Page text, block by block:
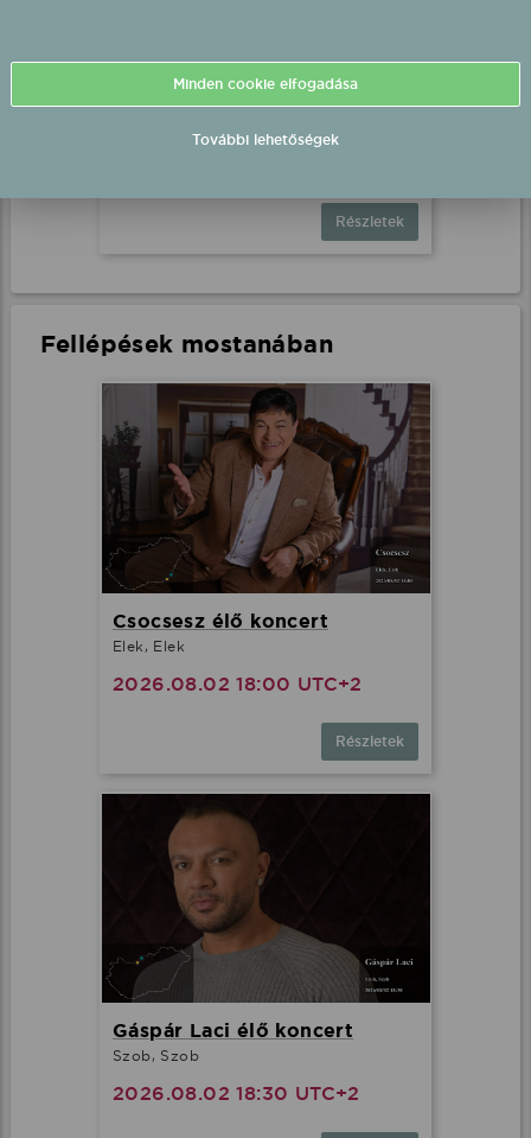
Bestiák Retro Őrület - Miss
Bee fél-playback fellépés
Részletek
Fellépések mostanában
Csocsesz élő koncert
Elek, Elek
2026.08.02 18:00 UTC+2
Részletek
Gáspár Laci élő koncert
Szob, Szob
2026.08.02 18:30 UTC+2
Minden cookie elfogadása
További lehetőségek